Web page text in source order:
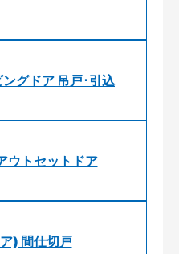
グドア 吊戸･引込
ウトセットドア
) 間仕切戸